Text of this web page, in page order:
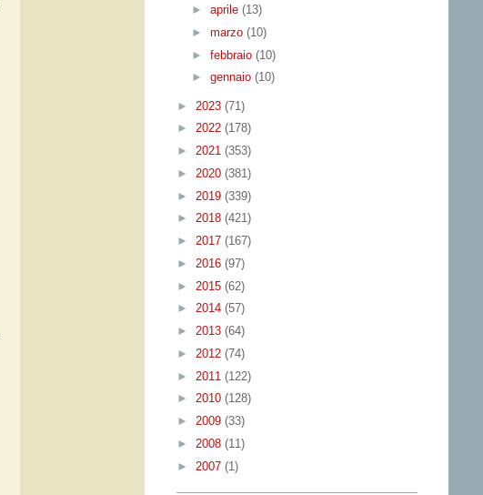
► aprile (13)
► marzo (10)
► febbraio (10)
► gennaio (10)
► 2023 (71)
► 2022 (178)
► 2021 (353)
► 2020 (381)
► 2019 (339)
► 2018 (421)
► 2017 (167)
► 2016 (97)
► 2015 (62)
► 2014 (57)
► 2013 (64)
► 2012 (74)
► 2011 (122)
► 2010 (128)
► 2009 (33)
► 2008 (11)
► 2007 (1)